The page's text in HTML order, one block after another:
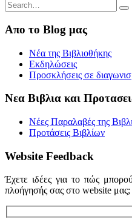
Απο το Blog μας
Νέα της Βιβλιοθήκης
Εκδηλώσεις
Προσκλήσεις σε
Νεα Βιβλια και
Νέες Παραλαβές της
Προτάσεις Βιβλίων
Website Feedback
Έχετε ιδέες για το πώς
πλοήγησής σας στο website